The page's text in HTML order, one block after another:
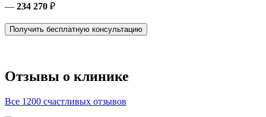
— 234 270 ₽
Получить бесплатную консультацию
Отзывы о клинике
Все 1200 счастливых отзывов